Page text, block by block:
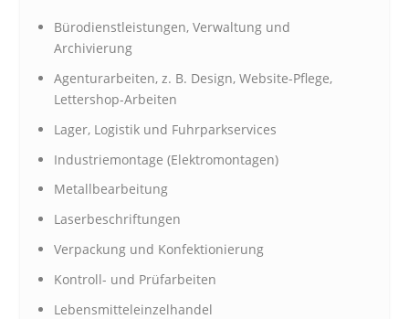
Bürodienstleistungen, Verwaltung und
Archivierung
Agenturarbeiten, z. B. Design, Website-Pflege,
Lettershop-Arbeiten
Lager, Logistik und Fuhrparkservices
Industriemontage (Elektromontagen)
Metallbearbeitung
Laserbeschriftungen
Verpackung und Konfektionierung
Kontroll- und Prüfarbeiten
Lebensmitteleinzelhandel